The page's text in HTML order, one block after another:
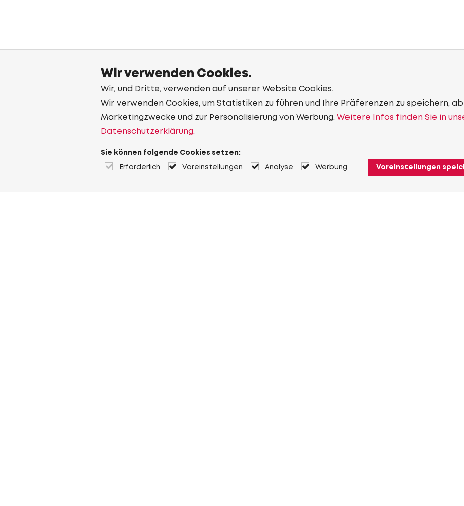
Wir verwenden Cookies.
Wir, und Dritte, verwenden auf unserer Website Cookies.
Wir verwenden Cookies, um Statistiken zu führen und Ihre Präferenzen zu speichern,
Marketingzwecke und zur Personalisierung von Werbung. Weitere Infos finden Sie in
Datenschutzerklärung.
Sie können folgende Cookies setzen:
Erforderlich Voreinstellungen Analyse Werbung Voreinstellungen